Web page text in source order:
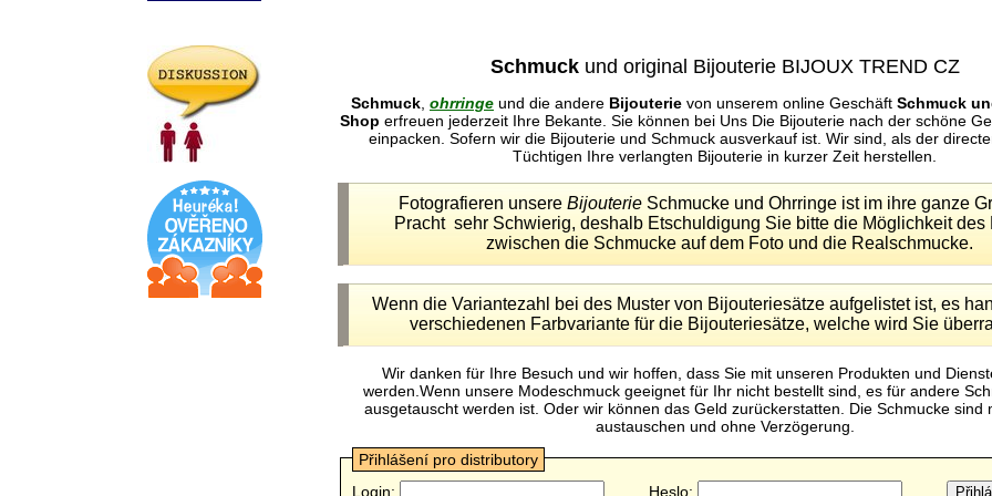
Schmuck und original Bijouterie BIJOUX TREND CZ
Schmuck ohrringe und die andere Bijouterie von unserem online Geschäft Schmuck
Shop erfreuen jederzeit Ihre Bekante. Sie können bei Uns Die Bijouterie nach der schöne
einpacken. Sofern wir die Bijouterie und Schmuck ausverkauf ist. Wir sind, als der
Tüchtigen Ihre verlangten Bijouterie in kurzer Zeit herstellen.
Fotografieren unsere Bijouterie Schmucke und Ohrringe ist im ihre ganze
Pracht sehr Schwierig, deshalb Etschuldigung Sie bitte die Möglichkeit des
zwischen die Schmucke auf dem Foto und die Realschmucke.
Wenn die Variantezahl bei des Muster von Bijouteriesätze aufgelistet ist, es
verschiedenen Farbvariante für die Bijouteriesätze, welche wird Sie
Wir danken für Ihre Besuch und wir hoffen, dass Sie mit unseren Produkten und
werden.Wenn unsere Modeschmuck geeignet für Ihr nicht bestellt sind, es für andere
ausgetauscht werden ist. Oder wir können das Geld zurückerstatten. Die Schmucke sind
austauschen und ohne Verzögerung.
Přihlášení pro distributory
Login:
Heslo: